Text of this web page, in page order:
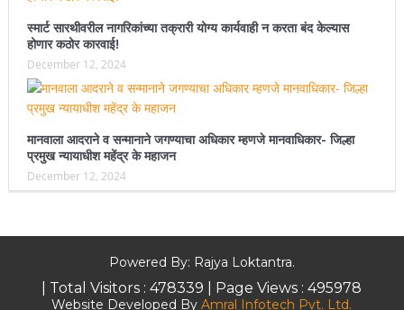
स्मार्ट सारथीवरील नागरिकांच्या तक्रारी योग्य कार्यवाही न करता बंद केल्यास
होणार कठोर कारवाई!
December 12, 2024
मानवाला आदराने व सन्मानाने जगण्याचा अधिकार म्हणजे मानवाधिकार- जिल्हा
प्रमुख न्यायाधीश महेंद्र के महाजन
December 12, 2024
Powered By: Rajya Loktantra.
| Total Visitors :478339 | Page Views :495978
Website Developed By Amral Infotech Pvt. Ltd.